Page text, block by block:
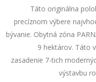
Táto originálna
precíznom výbere
bývanie. Obytná zóna
9 hektárov. Táto
zasadenie 7-tich
výstavbu